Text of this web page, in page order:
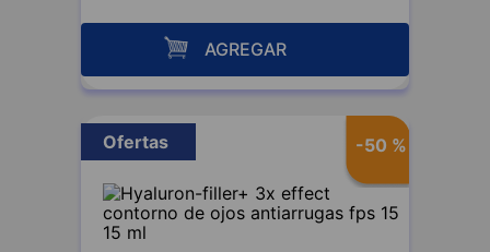
AGREGAR
-50 %
Ofertas